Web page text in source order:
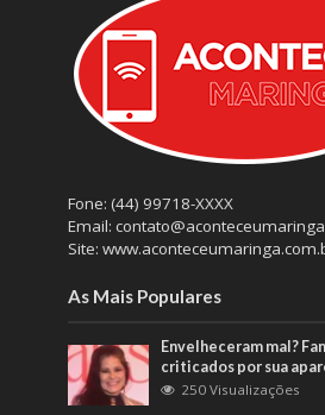
Fone: (44) 99718-XXXX
Email:
Site:
As Mais Populares
Envelheceram mal?
criticados por sua
250 Visualizações